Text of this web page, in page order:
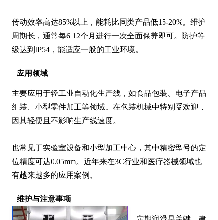
传动效率高达85%以上，能耗比同类产品低15-20%。维护
周期长，通常每6-12个月进行一次全面保养即可。防护等
级达到IP54，能适应一般的工业环境。
应用领域
主要应用于轻工业自动化生产线，如食品包装、电子产品
组装、小型零件加工等领域。在包装机械中特别受欢迎，
因其轻便且不影响生产线速度。
也常见于实验室设备和小型加工中心，其中精密型号的定
位精度可达0.05mm。近年来在3C行业和医疗器械领域也
有越来越多的应用案例。
维护与注意事项